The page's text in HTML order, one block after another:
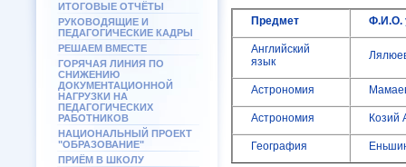
ИТОГОВЫЕ ОТЧЁТЫ
РУКОВОДЯЩИЕ И
ПЕДАГОГИЧЕСКИЕ КАДРЫ
РЕШАЕМ ВМЕСТЕ
ГОРЯЧАЯ ЛИНИЯ ПО
СНИЖЕНИЮ
ДОКУМЕНТАЦИОННОЙ
НАГРУЗКИ НА
ПЕДАГОГИЧЕСКИХ
РАБОТНИКОВ
НАЦИОНАЛЬНЫЙ ПРОЕКТ
"ОБРАЗОВАНИЕ"
ПРИЁМ В ШКОЛУ
Предмет Ф.И.О.
Английский
язык
Астрономия
Астрономия Козий
География